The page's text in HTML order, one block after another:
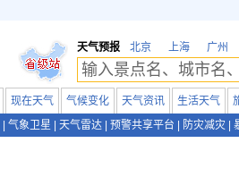
天气预报 北京 上海 广州
现在天气 气候变化 天气资讯 生活天气
气象卫星 天气雷达 预警共享平台 防灾减灾